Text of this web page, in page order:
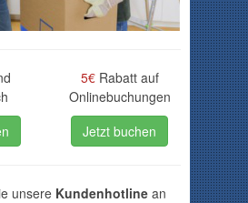
5€ Rabatt auf
Onlinebuchungen
Jetzt buchen
unsere Kundenhotline an